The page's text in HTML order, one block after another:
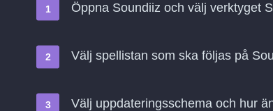
Öppna Soundiiz och välj verktyget
Välj spellistan som ska följas på
Välj uppdateringsschema och hur